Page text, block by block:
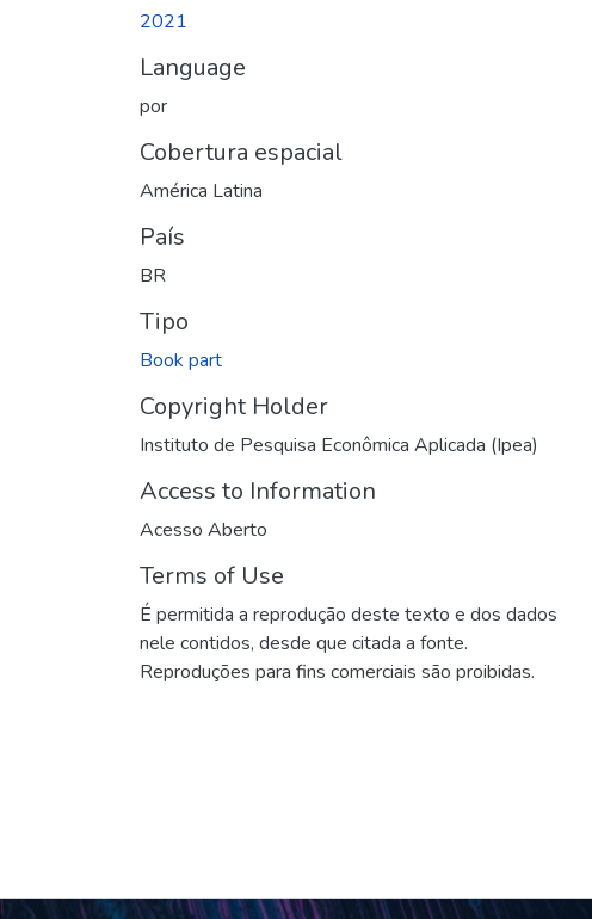
2021
Language
por
Cobertura espacial
América Latina
País
BR
Tipo
Book part
Copyright Holder
Instituto de Pesquisa Econômica Aplicada (Ipea)
Access to Information
Acesso Aberto
Terms of Use
É permitida a reprodução deste texto e dos dados
nele contidos, desde que citada a fonte.
Reproduções para fins comerciais são proibidas.